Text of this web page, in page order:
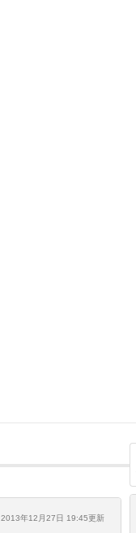
2013年12月27日 19:45更新